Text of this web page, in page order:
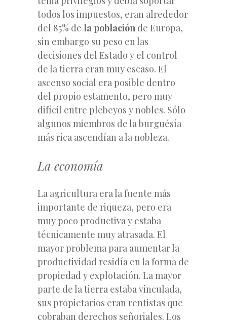
todos los impuestos, eran alrededor
del 85% de la población de Europa,
sin embargo su peso en las
decisiones del Estado y el control
de la tierra eran muy escaso. El
ascenso social era posible dentro
del propio estamento, pero muy
difícil entre plebeyos y nobles. Sólo
algunos miembros de la burguésía
más rica ascendían a la nobleza.
La economía
La agricultura era la fuente más
importante de riqueza, pero era
muy poco productiva y estaba
técnicamente muy atrasada. El
mayor problema para aumentar la
productividad residía en la forma de
propiedad y explotación. La mayor
parte de la tierra estaba vinculada,
sus propietarios eran rentistas que
cobraban derechos señoriales. Los